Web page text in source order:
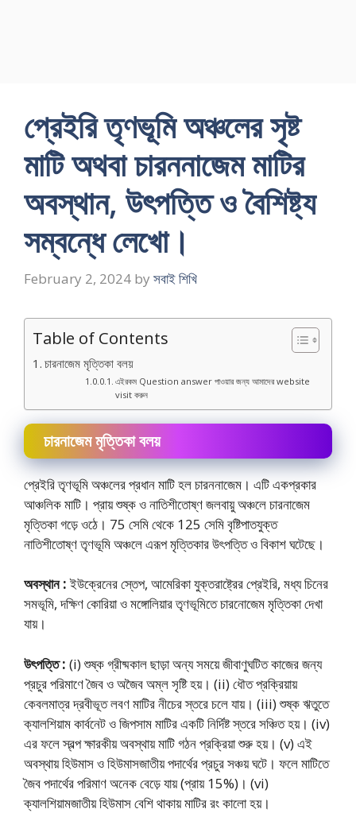
প্রেইরি তৃণভূমি অঞ্চলের সৃষ্ট
মাটি অথবা চারননাজেম মাটির
অবস্থান, উৎপত্তি ও বৈশিষ্ট্য
সম্বন্ধে লেখাে।
February 2, 2024 by সবাই শিখি
Table of Contents
চারনাজেম মৃত্তিকা বলয়
এইরকম Question answer পাওয়ার জন্য আমাদের website
visit করুন
চারনাজেম মৃত্তিকা বলয়
প্রেইরি তৃণভূমি অঞ্চলের প্রধান মাটি হল চারননাজেম। এটি একপ্রকার
আঞ্চলিক মাটি। প্রায় শুষ্ক ও নাতিশীতোষ্ণ জলবায়ু অঞ্চলে চারনাজেম
মৃত্তিকা গড়ে ওঠে। 75 সেমি থেকে 125 সেমি বৃষ্টিপাতযুক্ত
নাতিশীতোষ্ণ তৃণভূমি অঞ্চলে এরূপ মৃত্তিকার উৎপত্তি ও বিকাশ ঘটেছে।
অবস্থান :ইউক্রেনের স্তেপ, আমেরিকা যুক্তরাষ্ট্রের প্রেইরি, মধ্য চিনের
সমভূমি, দক্ষিণ কোরিয়া ও মঙ্গোলিয়ার তৃণভূমিতে চারনােজেম মৃত্তিকা দেখা
যায়।
উৎপত্তি : (i) শুষ্ক গ্রীষ্মকাল ছাড়া অন্য সময়ে জীবাণুঘটিত কাজের জন্য
প্রচুর পরিমাণে জৈব ও অজৈব অম্ল সৃষ্টি হয়। (ii) ধৌত প্রক্রিয়ায়
কেবলমাত্র দ্রবীভূত লবণ মাটির নীচের স্তরে চলে যায়। (iii) শুষ্ক ঋতুতে
ক্যালশিয়াম কার্বনেট ও জিপসাম মাটির একটি নির্দিষ্ট স্তরে সঞ্চিত হয়। (iv)
এর ফলে স্বল্প ক্ষারকীয় অবস্থায় মাটি গঠন প্রক্রিয়া শুরু হয়। (v) এই
অবস্থায় হিউমাস ও হিউমাসজাতীয় পদার্থের প্রচুর সঞ্চয় ঘটে। ফলে মাটিতে
জৈব পদার্থের পরিমাণ অনেক বেড়ে যায় (প্রায় 15%)। (vi)
ক্যালশিয়ামজাতীয় হিউমাস বেশি থাকায় মাটির রং কালাে হয়।